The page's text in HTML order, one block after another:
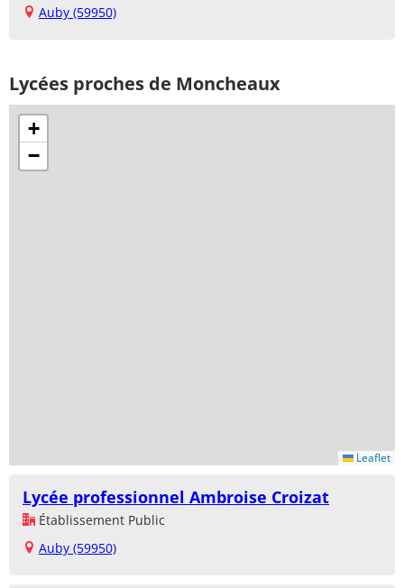
Auby (59950)
Lycées proches de Moncheaux
+
−
Leaflet
Lycée professionnel Ambroise Croizat
Établissement Public
Auby (59950)